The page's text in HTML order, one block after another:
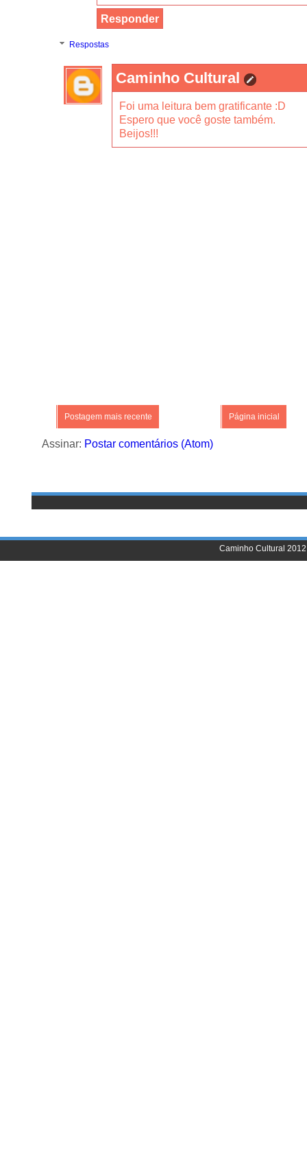
Responder
Respostas
Caminho Cultural
Foi uma leitura bem gratificante :D
Espero que você goste também.
Beijos!!!
Postagem mais recente Página inicial
Assinar: Postar comentários (Atom)
Caminho Cultural